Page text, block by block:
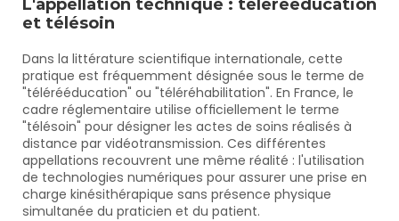
L'appellation technique : télérééducation
et télésoin
Dans la littérature scientifique internationale, cette
pratique est fréquemment désignée sous le terme de
"télérééducation" ou "téléréhabilitation". En France, le
cadre réglementaire utilise officiellement le terme
"télésoin" pour désigner les actes de soins réalisés à
distance par vidéotransmission. Ces différentes
appellations recouvrent une même réalité : l'utilisation
de technologies numériques pour assurer une prise en
charge kinésithérapique sans présence physique
simultanée du praticien et du patient.